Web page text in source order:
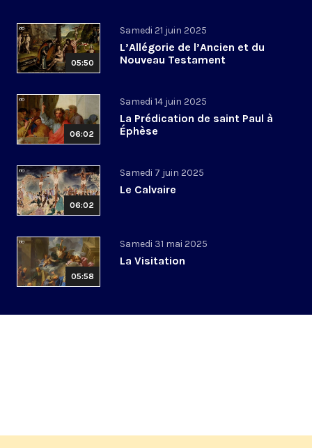
05:50
Samedi 21 juin 2025
L’Allégorie de l’Ancien et du
Nouveau Testament
06:02
Samedi 14 juin 2025
La Prédication de saint Paul à
Éphèse
06:02
Samedi 7 juin 2025
Le Calvaire
05:58
Samedi 31 mai 2025
La Visitation